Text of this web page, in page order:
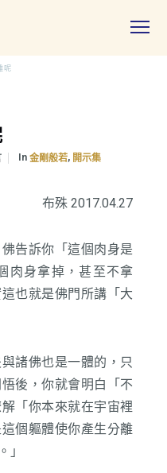
呢
In 金剛般若, 開示集
布殊 2017.04.27
告訴你「這個肉身是
肉身拿掉，甚至不拿
也就是佛門所講「大
諸佛也是一體的，只
後，你就會明白「不
「你本來就在宇宙裡
個軀體使你產生分離
」